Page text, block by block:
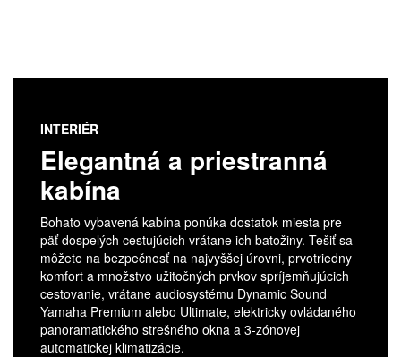
INTERIÉR
Elegantná a priestranná
kabína
Bohato vybavená kabína ponúka dostatok miesta pre
päť dospelých cestujúcich vrátane ich batožiny. Tešiť sa
môžete na bezpečnosť na najvyššej úrovni, prvotriedny
komfort a množstvo užitočných prvkov spríjemňujúcich
cestovanie, vrátane audiosystému Dynamic Sound
Yamaha Premium alebo Ultimate, elektricky ovládaného
panoramatického strešného okna a 3-zónovej
automatickej klimatizácie.